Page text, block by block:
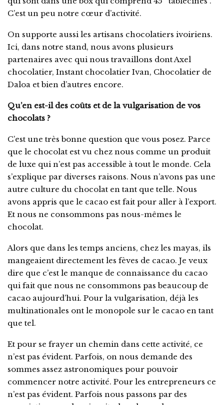
C’est un peu notre cœur d’activité.
On supporte aussi les artisans chocolatiers ivoiriens.
Ici, dans notre stand, nous avons plusieurs
partenaires avec qui nous travaillons dont Axel
chocolatier, Instant chocolatier Ivan, Chocolatier de
Daloa et bien d’autres encore.
Qu’en est-il des coûts et de la vulgarisation de vos
chocolats ?
C’est une très bonne question que vous posez. Parce
que le chocolat est vu chez nous comme un produit
de luxe qui n’est pas accessible à tout le monde. Cela
s’explique par diverses raisons. Nous n’avons pas une
autre culture du chocolat en tant que telle. Nous
avons appris que le cacao est fait pour aller à l’export.
Et nous ne consommons pas nous-mêmes le
chocolat.
Alors que dans les temps anciens, chez les mayas, ils
mangeaient directement les fèves de cacao. Je veux
dire que c’est le manque de connaissance du cacao
qui fait que nous ne consommons pas beaucoup de
cacao aujourd’hui. Pour la vulgarisation, déjà les
multinationales ont le monopole sur le cacao en tant
que tel.
Et pour se frayer un chemin dans cette activité, ce
n’est pas évident. Parfois, on nous demande des
sommes assez astronomiques pour pouvoir
commencer notre activité. Pour les entrepreneurs ce
n’est pas évident. Parfois nous passons par des